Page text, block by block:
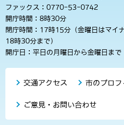
ファックス：0770-53-0742
開庁時間：8時30分
閉庁時間：17時15分（金曜日はマイ
18時30分まで）
開庁日：平日の月曜日から金曜日まで
交通アクセス 市のプロフ
ご意見・お問い合わせ